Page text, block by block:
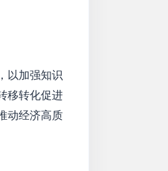
以加强知识
移转化促进
动经济高质